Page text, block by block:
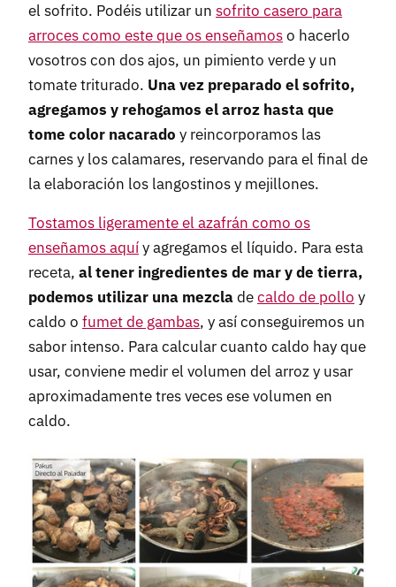
el sofrito. Podéis utilizar un sofrito casero para
arroces como este que os enseñamoso hacerlo
vosotros con dos ajos, un pimiento verde y un
tomate triturado. Una vez preparado el sofrito,
agregamos y rehogamos el arroz hasta que
tome color nacarado y reincorporamos las
carnes y los calamares, reservando para el final de
la elaboración los langostinos y mejillones.
Tostamos ligeramente el azafrán como os
enseñamos aquíy agregamos el líquido. Para esta
receta, al tener ingredientes de mar y de tierra,
podemos utilizar una mezcladecaldo de pollo y
caldo o fumet de gambas, y así conseguiremos un
sabor intenso. Para calcular cuanto caldo hay que
usar, conviene medir el volumen del arroz y usar
aproximadamente tres veces ese volumen en
caldo.